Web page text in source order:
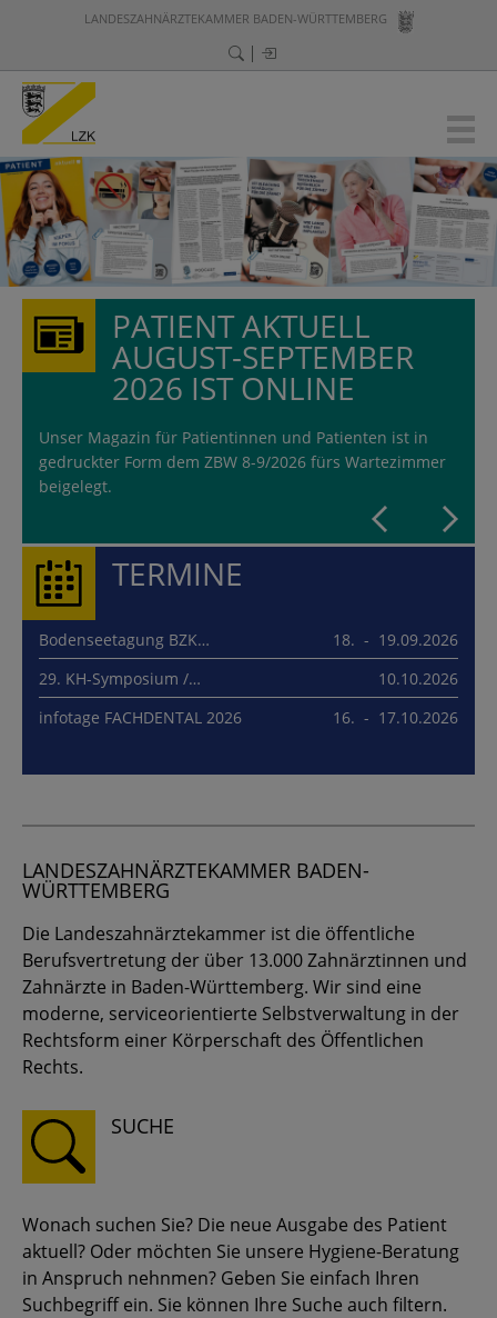
LANDESZAHNÄRZTEKAMMER BADEN-WÜRTTEMBERG
PATIENT AKTUELL
AUGUST-SEPTEMBER
2026 IST ONLINE
Unser Magazin für Patientinnen und Patienten ist in
gedruckter Form dem ZBW 8-9/2026 fürs Wartezimmer
beigelegt.
mehr...
TERMINE
18. - 19.09.2026
Bodenseetagung BZK…
10.10.2026
29. KH-Symposium /…
16. - 17.10.2026
infotage FACHDENTAL 2026
LANDESZAHNÄRZTEKAMMER BADEN-
WÜRTTEMBERG
Die Landeszahnärztekammer ist die öffentliche
Berufsvertretung der über 13.000 Zahnärztinnen und
Zahnärzte in Baden-Württemberg. Wir sind eine
moderne, serviceorientierte Selbstverwaltung in der
Rechtsform einer Körperschaft des Öffentlichen
Rechts.
SUCHE
Wonach suchen Sie? Die neue Ausgabe des Patient
aktuell? Oder möchten Sie unsere Hygiene-Beratung
in Anspruch nehnmen? Geben Sie einfach Ihren
Suchbegriff ein. Sie können Ihre Suche auch filtern.